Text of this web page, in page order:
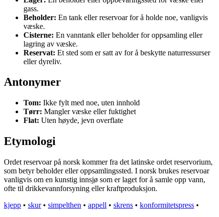
gass.
Beholder: En tank eller reservoar for å holde noe, vanligvis
væske.
Cisterne: En vanntank eller beholder for oppsamling eller
lagring av væske.
Reservat: Et sted som er satt av for å beskytte naturressurser
eller dyreliv.
Antonymer
Tom: Ikke fylt med noe, uten innhold
Tørr: Mangler væske eller fuktighet
Flat: Uten høyde, jevn overflate
Etymologi
Ordet reservoar på norsk kommer fra det latinske ordet reservorium,
som betyr beholder eller oppsamlingssted. I norsk brukes reservoar
vanligvis om en kunstig innsjø som er laget for å samle opp vann,
ofte til drikkevannforsyning eller kraftproduksjon.
kjepp • skur• simpelthen • appell • skrens • konformitetspress •